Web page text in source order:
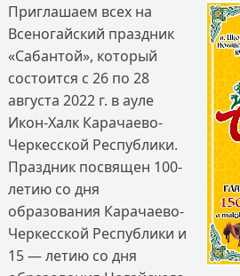
Приглашаем всех на
Всеногайский праздник
«Сабантой», который
состоится с 26 по 28
августа 2022 г. в ауле
Икон-Халк Карачаево-
Черкесской Республики.
Праздник посвящен 100-
летию со дня
образования Карачаево-
Черкесской Республики и
15 — летию со дня